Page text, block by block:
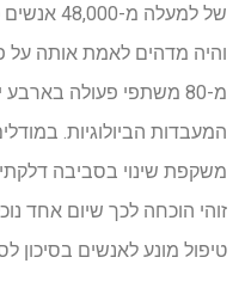
והיה מדהים לאמת אותה על
מ-80 משתפי פעולה
המעבדות הביולוגיות.
משקפת שינוי בסביבה
זוהי הוכחה לכך שיום אחד
טיפול מונע לאנשים בסיכון